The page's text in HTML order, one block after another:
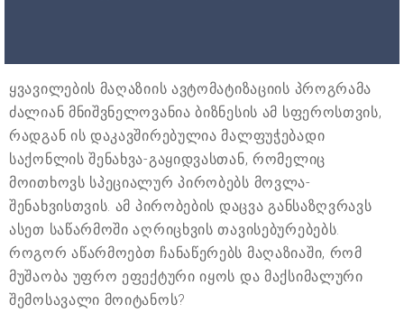
ყვავილების მაღაზიის ავტომატიზაციის პროგრამა
ძალიან მნიშვნელოვანია ბიზნესის ამ სფეროსთვის,
რადგან ის დაკავშირებულია მალფუჭებადი
საქონლის შენახვა-გაყიდვასთან, რომელიც
მოითხოვს სპეციალურ პირობებს მოვლა-
შენახვისთვის. ამ პირობების დაცვა განსაზღვრავს
ასეთ საწარმოში აღრიცხვის თავისებურებებს.
როგორ აწარმოებთ ჩანაწერებს მაღაზიაში, რომ
მუშაობა უფრო ეფექტური იყოს და მაქსიმალური
შემოსავალი მოიტანოს?